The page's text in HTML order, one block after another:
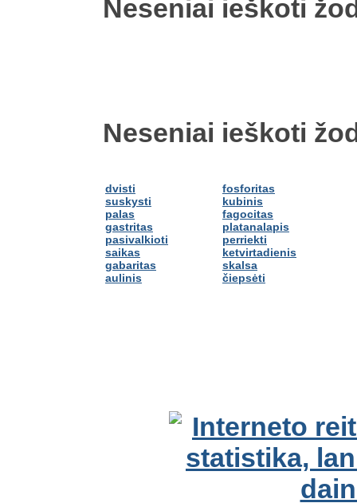
Neseniai ieškoti
Neseniai ieškoti
dvisti
suskysti
palas
gastritas
pasivalkioti
saikas
gabaritas
aulinis
fosforitas
kubinis
fagocitas
platanalapis
perriekti
ketvirtadienis
skalsa
čiepsėti